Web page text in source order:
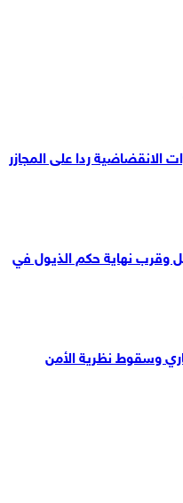
الانقضاضية ردا على المجازر
وقرب نهاية حكم الذيول في
وسقوط نظرية الأمن